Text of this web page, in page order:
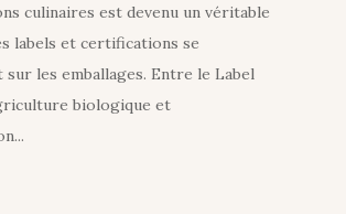
culinaires est devenu un véritable
labels et certifications se
les emballages. Entre le Label
biologique et